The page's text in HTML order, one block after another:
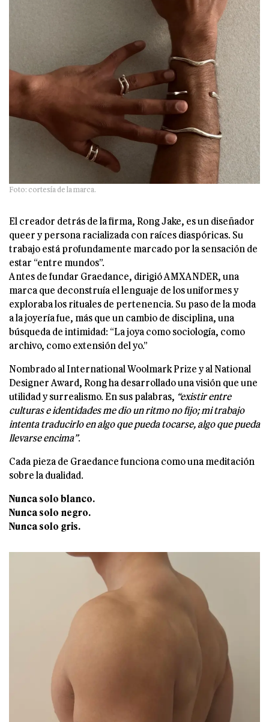
Foto: cortesía de la marca.
El creador detrás de la firma, Rong Jake, es un diseñador
queer y persona racializada con raíces diaspóricas. Su
trabajo está profundamente marcado por la sensación de
estar “entre mundos”.
Antes de fundar Graedance, dirigió AMXANDER, una
marca que deconstruía el lenguaje de los uniformes y
exploraba los rituales de pertenencia. Su paso de la moda
a la joyería fue, más que un cambio de disciplina, una
búsqueda de intimidad: “La joya como sociología, como
archivo, como extensión del yo.”
Nombrado al International Woolmark Prize y al National
Designer Award, Rong ha desarrollado una visión que une
utilidad y surrealismo. En sus palabras, “existir entre
culturas e identidades me dio un ritmo no fijo; mi trabajo
intenta traducirlo en algo que pueda tocarse, algo que pueda
llevarse encima”.
Cada pieza de Graedance funciona como una meditación
sobre la dualidad.
Nunca solo blanco.
Nunca solo negro.
Nunca solo gris.